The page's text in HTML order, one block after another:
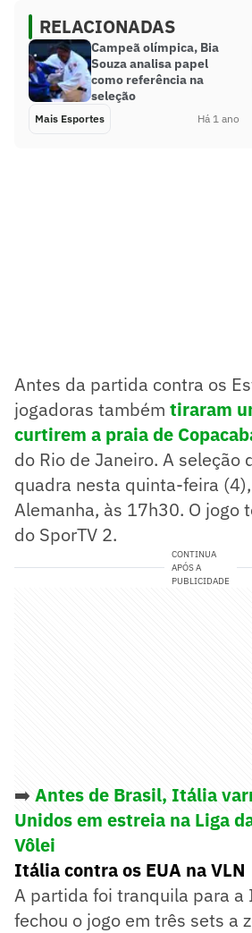
RELACIONADAS
Campeã olímpica, Bia
Souza analisa papel
como referência na
seleção
Mais Esportes Há 1 ano
Antes da partida contra os
jogadoras também tiraram
curtirem a praia de
do Rio de Janeiro. A seleção
quadra nesta quinta-feira
Alemanha, às 17h30. O jogo
do SporTV 2.
CONTINUA
APÓS A
PUBLICIDADE
➡️ Antes de Brasil, Itália
Unidos em estreia na Liga
Vôlei
Itália contra os EUA na VLN
A partida foi tranquila para a
fechou o jogo em três sets a